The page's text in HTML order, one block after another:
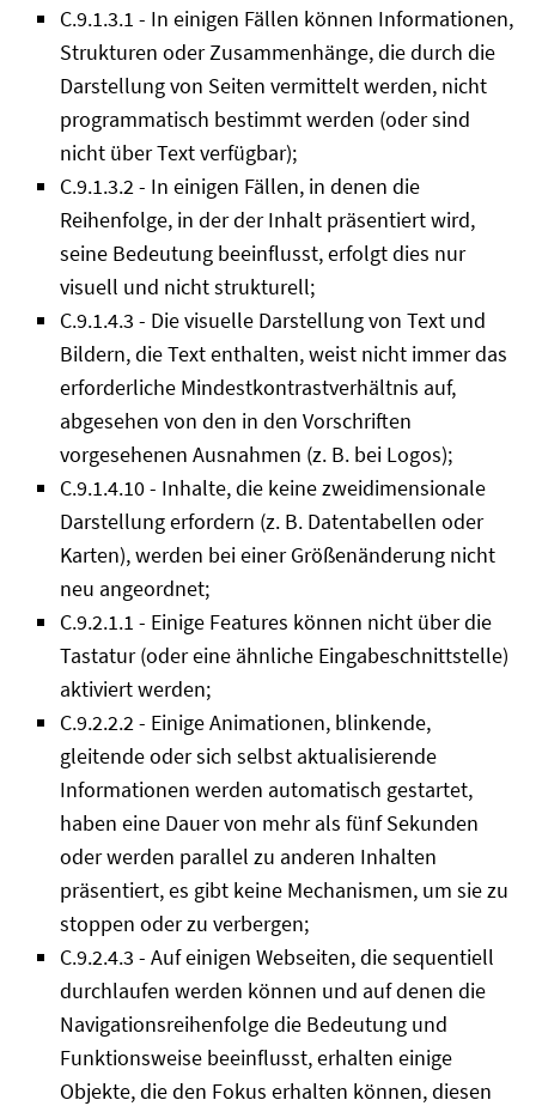
C.9.1.3.1 - In einigen Fällen können Informationen,
Strukturen oder Zusammenhänge, die durch die
Darstellung von Seiten vermittelt werden, nicht
programmatisch bestimmt werden (oder sind
nicht über Text verfügbar);
C.9.1.3.2 - In einigen Fällen, in denen die
Reihenfolge, in der der Inhalt präsentiert wird,
seine Bedeutung beeinflusst, erfolgt dies nur
visuell und nicht strukturell;
C.9.1.4.3 - Die visuelle Darstellung von Text und
Bildern, die Text enthalten, weist nicht immer das
erforderliche Mindestkontrastverhältnis auf,
abgesehen von den in den Vorschriften
vorgesehenen Ausnahmen (z. B. bei Logos);
C.9.1.4.10 - Inhalte, die keine zweidimensionale
Darstellung erfordern (z. B. Datentabellen oder
Karten), werden bei einer Größenänderung nicht
neu angeordnet;
C.9.2.1.1 - Einige Features können nicht über die
Tastatur (oder eine ähnliche Eingabeschnittstelle)
aktiviert werden;
C.9.2.2.2 - Einige Animationen, blinkende,
gleitende oder sich selbst aktualisierende
Informationen werden automatisch gestartet,
haben eine Dauer von mehr als fünf Sekunden
oder werden parallel zu anderen Inhalten
präsentiert, es gibt keine Mechanismen, um sie zu
stoppen oder zu verbergen;
C.9.2.4.3 - Auf einigen Webseiten, die sequentiell
durchlaufen werden können und auf denen die
Navigationsreihenfolge die Bedeutung und
Funktionsweise beeinflusst, erhalten einige
Objekte, die den Fokus erhalten können, diesen